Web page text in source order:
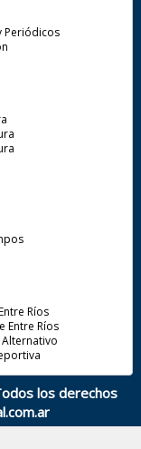
Periódicos
Ríos
Entre Ríos
los derechos